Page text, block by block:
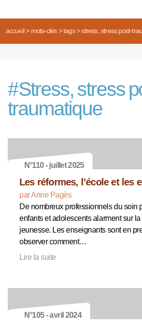
accueil> mots-clés> tags> stress, stress post-
#Stress, stress
traumatique
N°110 - juillet 2025
Les réformes, l’école et les
par Anne Pagès
De nombreux professionnels du soin
enfants et adolescents alarment sur
jeunesse. Les enseignants sont en
observer comment…
Lire la suite
N°105 - avril 2024